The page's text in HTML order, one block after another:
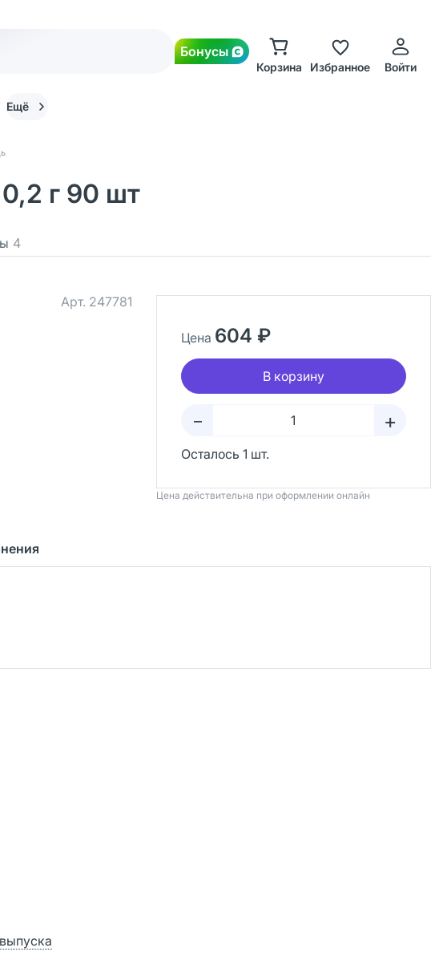
Бонусы
Корзина Избранное Войти
Ещё
г 90 шт
4
Арт. 247781
Цена 604 ₽
В корзину
– +
Осталось 1 шт.
Цена действительна при оформлении онлайн